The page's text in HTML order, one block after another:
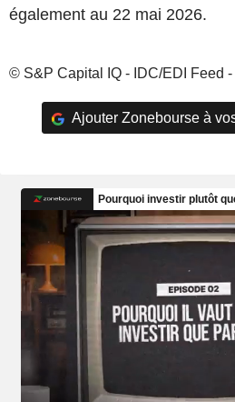
également au 22 mai 2026.
© S&P Capital IQ - IDC/EDI Feed
Ajouter Zonebourse à